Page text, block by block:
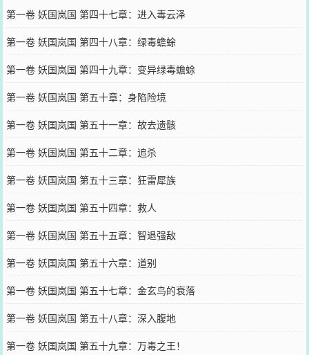
第一卷 妖国岚国 第四十七章：进入毒云泽
第一卷 妖国岚国 第四十八章：绿毒蟾蜍
第一卷 妖国岚国 第四十九章：变异绿毒蟾蜍
第一卷 妖国岚国 第五十章：身陷险境
第一卷 妖国岚国 第五十一章：故去遗骸
第一卷 妖国岚国 第五十二章：追杀
第一卷 妖国岚国 第五十三章：狂雷犀族
第一卷 妖国岚国 第五十四章：救人
第一卷 妖国岚国 第五十五章：智退强敌
第一卷 妖国岚国 第五十六章：道别
第一卷 妖国岚国 第五十七章：金玄鸟的衰落
第一卷 妖国岚国 第五十八章：深入腹地
第一卷 妖国岚国 第五十九章：万毒之王！